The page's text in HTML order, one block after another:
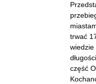
trwać
wiedzie
część